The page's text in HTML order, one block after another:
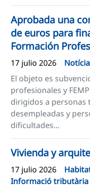
Aprobada una
de euros para
Formación
17 julio 2026
Notícia
El objeto es
profesionales y
dirigidos a personas
desempleadas y
dificultades...
Vivienda y
17 julio 2026
Informació tributària